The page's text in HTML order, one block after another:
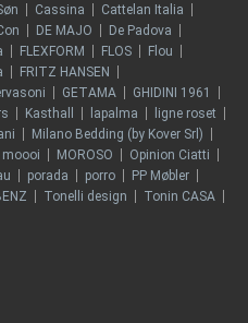
Cassina
Cattelan Italia
DE MAJO
De Padova
FLEXFORM FLOS
Flou
FRITZ HANSEN
GETAMA
GHIDINI 1961
Kasthall lapalma
ligne roset
Milano Bedding (by Kover Srl)
moooi MOROSO
Opinion Ciatti
porada porro
PP Møbler
Tonelli design
Tonin CASA